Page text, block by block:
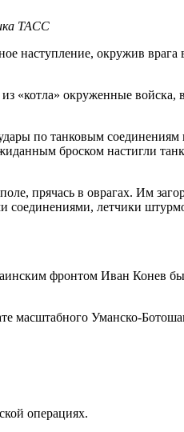
ТАСС
наступление, окружив врага
«котла» окруженные войска,
по танковым соединениям
броском настигли
прячась в оврагах. Им
соединениями, летчики
фронтом Иван Конев
масштабного Уманско-
операциях.